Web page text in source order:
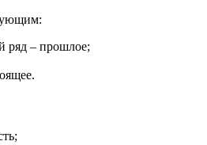
ряд – прошлое;